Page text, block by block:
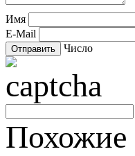
Имя
E-Mail
Число
Похожие